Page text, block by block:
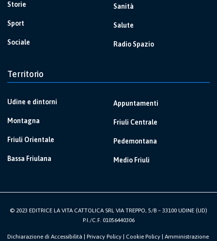
Storie
Sport
Sociale
Sanità
Salute
Radio Spazio
Territorio
Udine e dintorni
Montagna
Friuli Orientale
Bassa Friulana
Appuntamenti
Friuli Centrale
Pedemontana
Medio Friuli
© 2023 EDITRICE LA VITA CATTOLICA SRL VIA TREPPO, 5/B – 33100 UDINE (UD)
P.I./C.F. 01056440306
Dichiarazione di Accessibilità Privacy Policy Cookie Policy Amministrazione